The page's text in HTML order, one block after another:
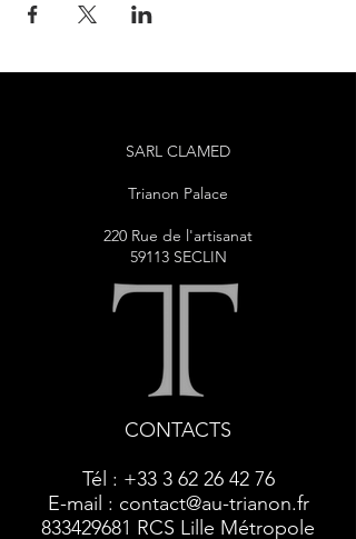
SARL CLAMED
Trianon Palace
220 Rue de l'artisanat
59113 SECLIN
CONTACTS
Tél : +33 3 62 26 42 76
E-mail : contact@au-trianon.fr
833429681 RCS Lille Métropole